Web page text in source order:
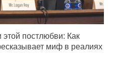
постлюбви: Как
миф в реалиях